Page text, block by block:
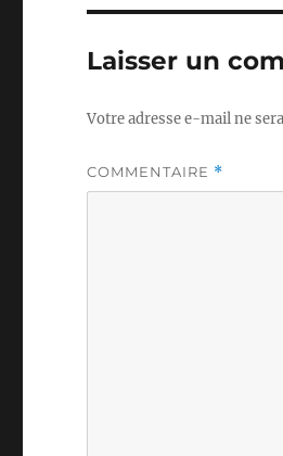
Laisser un
Votre adresse e-mail ne
COMMENTAIRE *